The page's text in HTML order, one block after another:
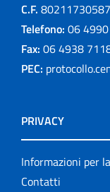
C.F. 80211730587
Telefono: 06
Fax: 06 4938
PEC:
PRIVACY
Informazioni per
Contatti